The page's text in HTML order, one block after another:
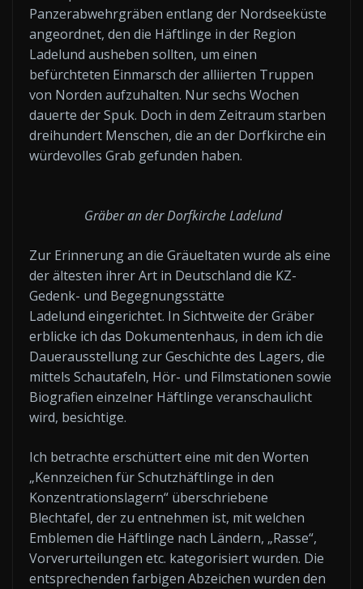
YouTube
anzeigen
Panzerabwehrgräben entlang der Nordseeküste
angeordnet, den die Häftlinge in der Region
Ladelund ausheben sollten, um einen
befürchteten Einmarsch der alliierten Truppen
von Norden aufzuhalten. Nur sechs Wochen
dauerte der Spuk. Doch in dem Zeitraum starben
dreihundert Menschen, die an der Dorfkirche ein
würdevolles Grab gefunden haben.
Gräber an der Dorfkirche Ladelund
Zur Erinnerung an die Gräueltaten wurde als eine
der ältesten ihrer Art in Deutschland die KZ-
Gedenk- und Begegnungsstätte
Ladelund eingerichtet. In Sichtweite der Gräber
erblicke ich das Dokumentenhaus, in dem ich die
Dauerausstellung zur Geschichte des Lagers, die
mittels Schautafeln, Hör- und Filmstationen sowie
Biografien einzelner Häftlinge veranschaulicht
wird, besichtige.
Ich betrachte erschüttert eine mit den Worten
„Kennzeichen für Schutzhäftlinge in den
Konzentrationslagern“ überschriebene
Blechtafel, der zu entnehmen ist, mit welchen
Emblemen die Häftlinge nach Ländern, „Rasse“,
Vorverurteilungen etc. kategorisiert wurden. Die
entsprechenden farbigen Abzeichen wurden den